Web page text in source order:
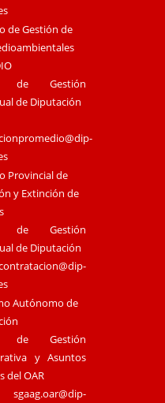
de Gestión de
de Gestión
de Diputación
Provincial de
y Extinción de
de Gestión
de Diputación
Autónomo de
de Gestión
y Asuntos
del OAR
sgaag.oar@dip-